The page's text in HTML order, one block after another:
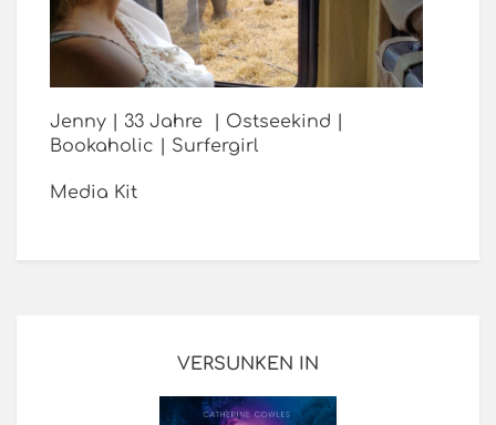
Jenny | 33 Jahre | Ostseekind |
Bookaholic | Surfergirl
Media Kit
VERSUNKEN IN